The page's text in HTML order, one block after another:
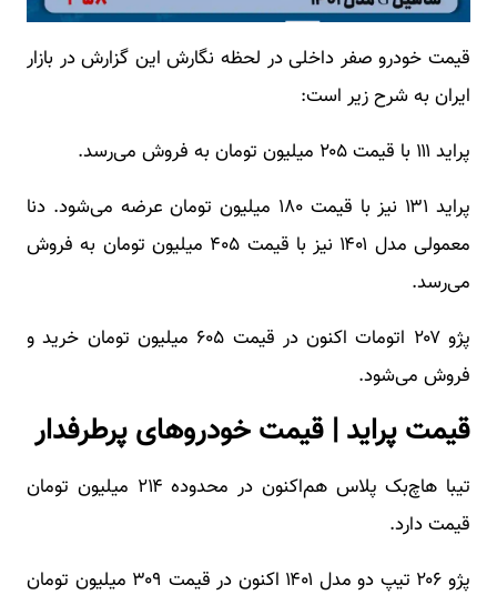
قیمت خودرو صفر داخلی در لحظه نگارش این گزارش در بازار
ایران به شرح زیر است:
پراید ۱۱۱ با قیمت ۲۰۵ میلیون تومان به فروش می‌رسد.
پراید ۱۳۱ نیز با قیمت ۱۸۰ میلیون تومان عرضه می‌شود. دنا
معمولی مدل ۱۴۰۱ نیز با قیمت ۴۰۵ میلیون تومان به فروش
می‌رسد.
پژو ۲۰۷ اتومات اکنون در قیمت ۶۰۵ میلیون تومان خرید و
فروش می‌شود.
قیمت پراید | قیمت خودروهای پرطرفدار
تیبا هاچ‌بک‌ پلاس هم‌اکنون در محدوده ۲۱۴ میلیون تومان
قیمت دارد.
پژو ۲۰۶ تیپ دو مدل ۱۴۰۱ اکنون در قیمت ۳۰۹ میلیون تومان